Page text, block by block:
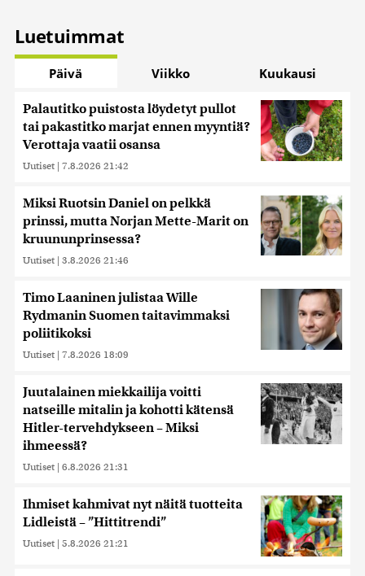
Luetuimmat
Päivä Viikko Kuukausi
Palautitko puistosta löydetyt pullot
tai pakastitko marjat ennen myyntiä?
Verottaja vaatii osansa
Uutiset | 7.8.2026 21:42
Miksi Ruotsin Daniel on pelkkä
prinssi, mutta Norjan Mette-Marit on
kruununprinsessa?
Uutiset | 3.8.2026 21:46
Timo Laaninen julistaa Wille
Rydmanin Suomen taitavimmaksi
poliitikoksi
Uutiset | 7.8.2026 18:09
Juutalainen miekkailija voitti
natseille mitalin ja kohotti kätensä
Hitler-tervehdykseen – Miksi
ihmeessä?
Uutiset | 6.8.2026 21:31
Ihmiset kahmivat nyt näitä tuotteita
Lidleistä – ”Hittitrendi”
Uutiset | 5.8.2026 21:21